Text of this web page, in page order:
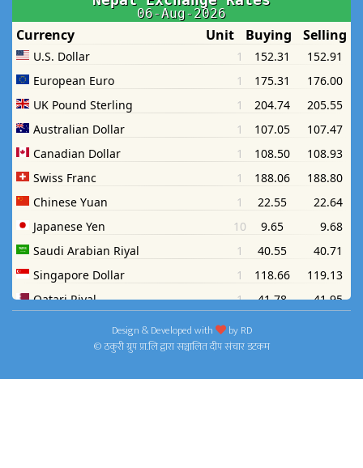
Design & Developed with byRD
© ठकुरी ग्रुप प्रा.लि द्वारा सञ्चालित दीप संचार डटकम